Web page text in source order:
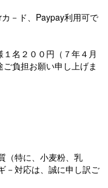
－ド、Paypay利用可で
名２００円（７年４月
負担お願い申し上げま
（特に、小麦粉、乳
－対応は、誠に申し訳ご